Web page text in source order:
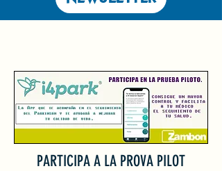
PARTICIPA A LA PROVA PILOT